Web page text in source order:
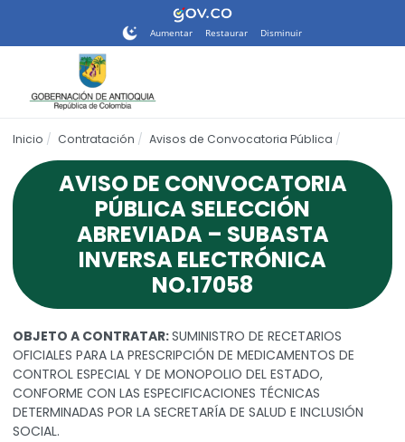
sitio
de
accesibilidad.
Aumentar Restaurar Disminuir
Inicio Contratación Avisos de Convocatoria Pública
AVISO DE CONVOCATORIA
PÚBLICA SELECCIÓN
ABREVIADA – SUBASTA
INVERSA ELECTRÓNICA
NO.17058
OBJETO A CONTRATAR:SUMINISTRO DE RECETARIOS
OFICIALES PARA LA PRESCRIPCIÓN DE MEDICAMENTOS DE
CONTROL ESPECIAL Y DE MONOPOLIO DEL ESTADO,
CONFORME CON LAS ESPECIFICACIONES TÉCNICAS
DETERMINADAS POR LA SECRETARÍA DE SALUD E INCLUSIÓN
SOCIAL.